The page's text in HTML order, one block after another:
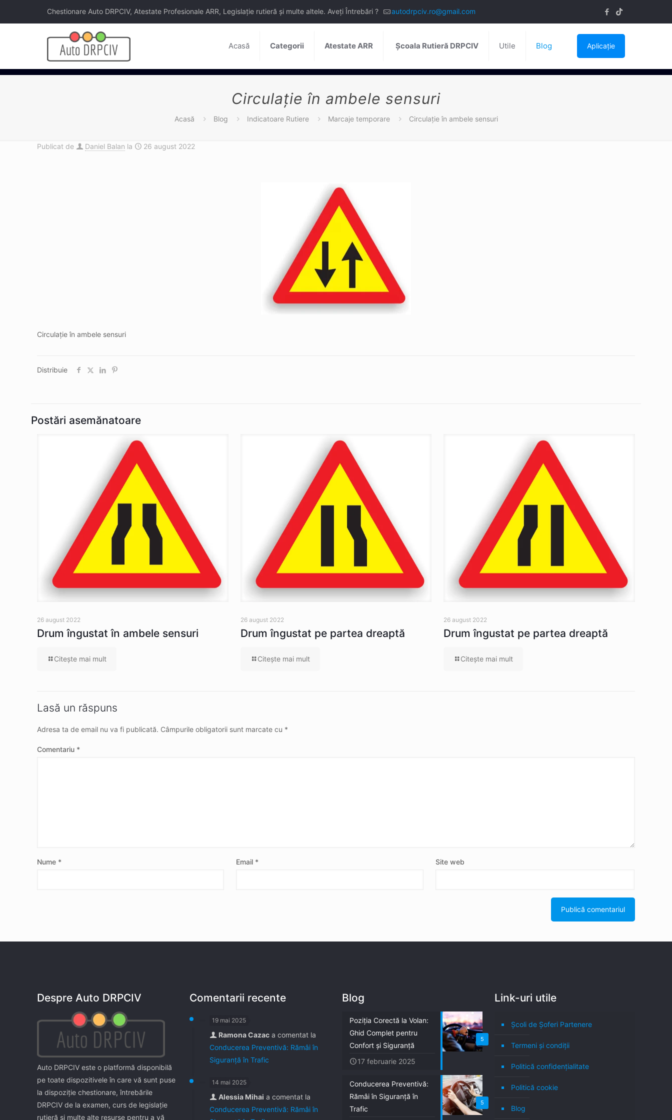
Chestionare Auto DRPCIV, Atestate Profesionale ARR, Legislație rutieră și multe altele. Aveți Întrebări ? autodrpciv.ro@gmail.com
Acasă Categorii Atestate ARR Școala Rutieră DRPCIV Utile Blog Aplicație
Circulație în ambele sensuri
Acasă Blog Indicatoare Rutiere Marcaje temporare Circulație în ambele sensuri
Publicat de Daniel Balan la 26 august 2022
Circulație în ambele sensuri
Distribuie
Postări asemănatoare
26 august 2022
Drum îngustat în ambele sensuri
Citeşte mai mult
26 august 2022
Drum îngustat pe partea dreaptă
Citeşte mai mult
26 august 2022
Drum îngustat pe partea dreaptă
Citeşte mai mult
Lasă un răspuns
Adresa ta de email nu va fi publicată. Câmpurile obligatorii sunt marcate cu *
Comentariu *
Nume * Email * Site web
Despre Auto DRPCIV
Auto DRPCIV este o platformă disponibilă
pe toate dispozitivele în care vă sunt puse
la dispoziţie chestionare, întrebările
DRPCIV de la examen, curs de legislaţie
rutieră şi multe alte resurse pentru a vă
Comentarii recente
19 mai 2025
Ramona Cazac a comentat la
Conducerea Preventivă: Rămâi în
Siguranță în Trafic
14 mai 2025
Alessia Mihai a comentat la
Conducerea Preventivă: Rămâi în
Blog
5
Poziția Corectă la Volan:
Ghid Complet pentru
Confort și Siguranță
17 februarie 2025
5
Conducerea Preventivă:
Rămâi în Siguranță în
Trafic
Link-uri utile
Școli de Șoferi Partenere
Termeni şi condiţii
Politică confidenţialitate
Politică cookie
Blog